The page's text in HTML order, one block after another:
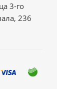
3-го
236